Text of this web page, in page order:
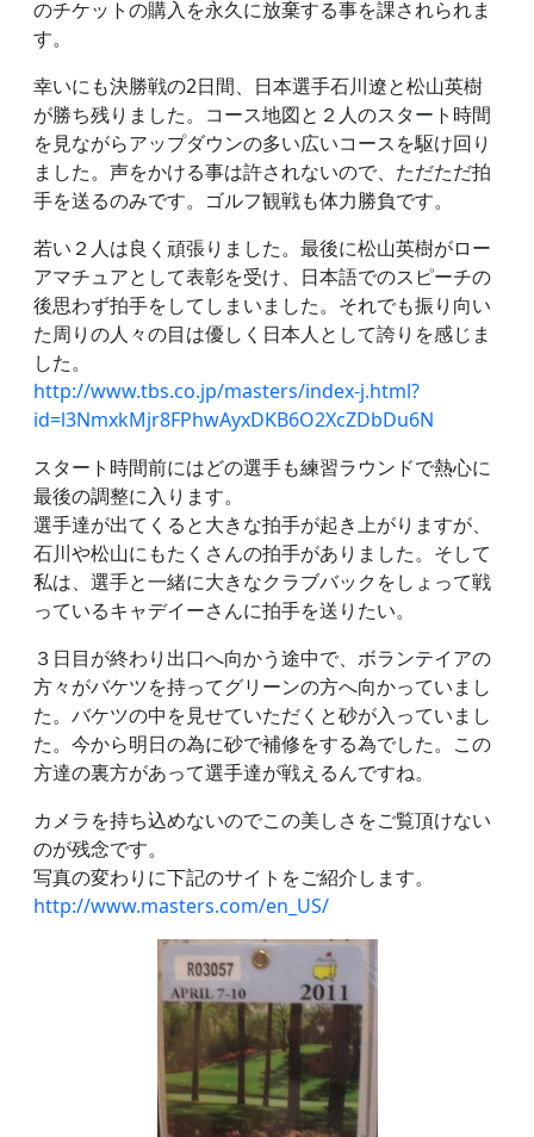
のチケットの購入を永久に放棄する事を課されられま
す。
幸いにも決勝戦の2日間、日本選手石川遼と松山英樹
が勝ち残りました。コース地図と２人のスタート時間
を見ながらアップダウンの多い広いコースを駆け回り
ました。声をかける事は許されないので、ただただ拍
手を送るのみです。ゴルフ観戦も体力勝負です。
若い２人は良く頑張りました。最後に松山英樹がロー
アマチュアとして表彰を受け、日本語でのスピーチの
後思わず拍手をしてしまいました。それでも振り向い
た周りの人々の目は優しく日本人として誇りを感じま
した。
http://www.tbs.co.jp/masters/index-j.html?
id=l3NmxkMjr8FPhwAyxDKB6O2XcZDbDu6N
スタート時間前にはどの選手も練習ラウンドで熱心に
最後の調整に入ります。
選手達が出てくると大きな拍手が起き上がりますが、
石川や松山にもたくさんの拍手がありました。そして
私は、選手と一緒に大きなクラブバックをしょって戦
っているキャデイーさんに拍手を送りたい。
３日目が終わり出口へ向かう途中で、ボランテイアの
方々がバケツを持ってグリーンの方へ向かっていまし
た。バケツの中を見せていただくと砂が入っていまし
た。今から明日の為に砂で補修をする為でした。この
方達の裏方があって選手達が戦えるんですね。
カメラを持ち込めないのでこの美しさをご覧頂けない
のが残念です。
写真の変わりに下記のサイトをご紹介します。
http://www.masters.com/en_US/